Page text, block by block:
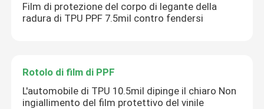
Casa
Chi siamo
Film di protezione del corpo di legante della
radura di TPU PPF 7.5mil contro fendersi
Rotolo di film di PPF
L'automobile di TPU 10.5mil dipinge il chiaro Non
ingiallimento del film protettivo del vinile